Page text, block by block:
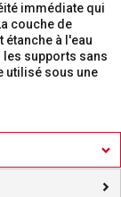
immédiate qui
couche de
à l'eau
supports sans
utilisé sous une